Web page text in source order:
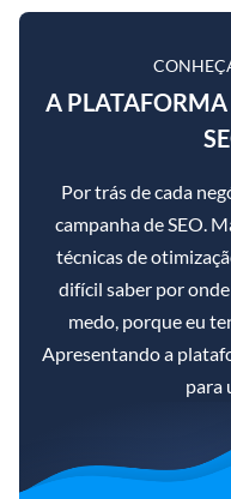
A
Por trás de cada
campanha de SEO.
técnicas de
difícil saber por
medo, porque eu
Apresentando a
para